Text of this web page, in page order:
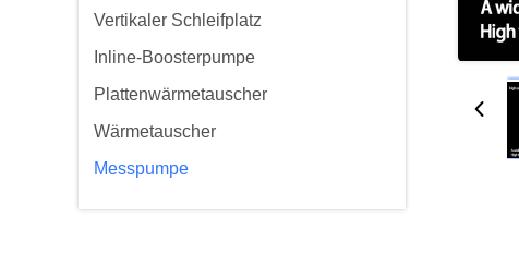
Vertikaler Schleifplatz
Inline-Boosterpumpe
Plattenwärmetauscher
Wärmetauscher
Messpumpe